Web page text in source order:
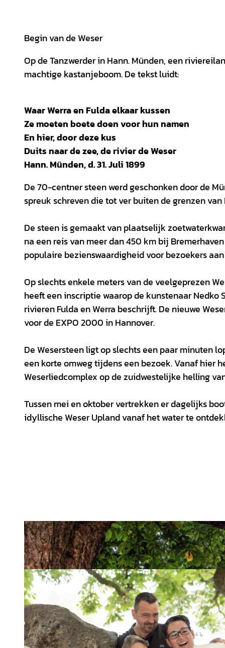
Begin van de Weser
Op de Tanzwerder in Hann. Münden, een
machtige kastanjeboom. De tekst luidt:
Waar Werra en Fulda elkaar kussen
Ze moeten boete doen voor hun namen
En hier, door deze kus
Duits naar de zee, de rivier de Weser
Hann. Münden, d. 31. Juli 1899
De 70-centner steen werd geschonken door de
spreuk schreven die tot ver buiten de grenzen van
De steen is gemaakt van plaatselijk
na een reis van meer dan 450 km bij
populaire bezienswaardigheid voor bezoekers
Op slechts enkele meters van de veelgeprezen
heeft een inscriptie waarop de kunstenaar
rivieren Fulda en Werra beschrijft. De nieuwe
voor de EXPO 2000 in Hannover.
De Wesersteen ligt op slechts een paar minuten
een korte omweg tijdens een bezoek. Vanaf hier
Weserliedcomplex op de zuidwestelijke helling
Tussen mei en oktober vertrekken er dagelijks
idyllische Weser Upland vanaf het water te